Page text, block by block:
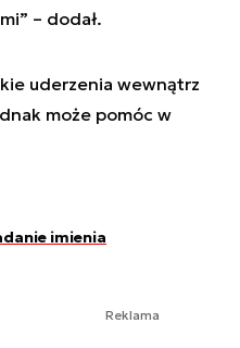
” – dodał.
uderzenia wewnątrz
może pomóc w
imienia
Reklama